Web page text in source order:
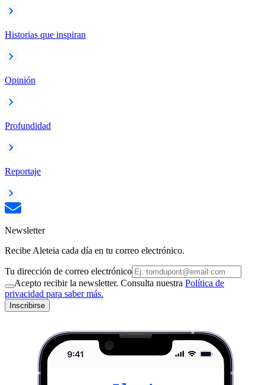
Historias que inspiran
Opinión
Profundidad
Reportaje
Newsletter
Recibe Aleteia cada día en tu correo electrónico.
Tu dirección de correo electrónico
Acepto recibir la newsletter. Consulta nuestra Política de
privacidad para saber más.
Inscribirse